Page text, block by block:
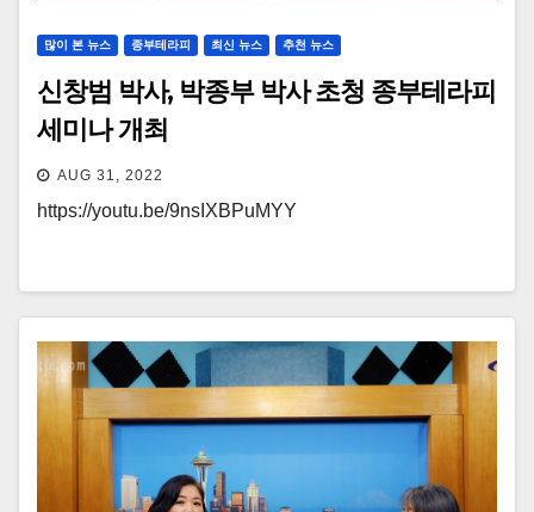
많이 본 뉴스 종부테라피 최신 뉴스 추천 뉴스
신창범 박사, 박종부 박사 초청 종부테라피
세미나 개최
AUG 31, 2022
https://youtu.be/9nsIXBPuMYY